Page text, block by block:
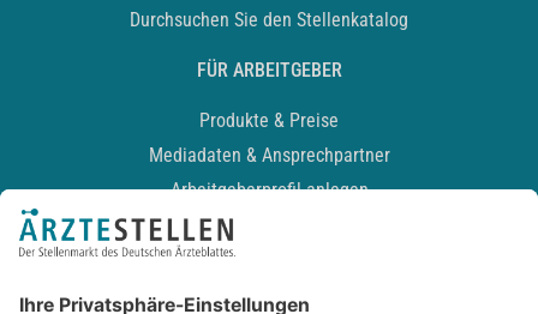
Durchsuchen Sie den Stellenkatalog
FÜR ARBEITGEBER
Produkte & Preise
Mediadaten & Ansprechpartner
Arbeitgeberprofil anlegen
Recruiting-Podcast